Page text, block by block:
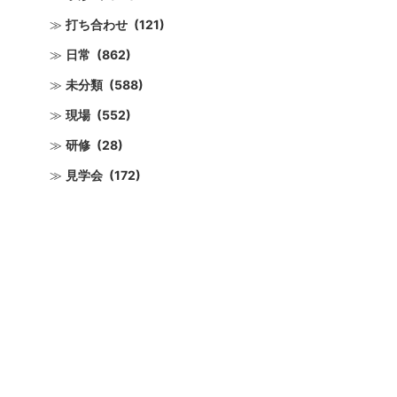
打ち合わせ (121)
日常 (862)
未分類 (588)
現場 (552)
研修 (28)
見学会 (172)